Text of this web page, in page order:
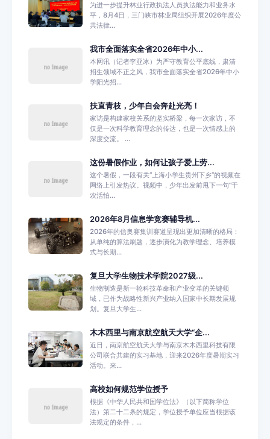
为进一步提升林业行政执法人员执法能力和业务水
平，8月4日，三门峡市林业局组织开展2026年度公
共法律...
我市全面落实全省2026年中小...
本网讯（记者李亚冰）为严守教育公平底线，肃清
招生领域不正之风，我市全面落实全省2026年中小
学阳光招...
扶直青枝，少年自会奔赴光亮！
家访是构建家校关系的坚实桥梁，每一次家访，不
仅是一次科学教育理念的传达，也是一次情感上的
深度交流。 ...
这份暑假作业，如何让孩子爱上劳...
这个暑假，一段有关“上海小学生贵州下乡”的视频在
网络上引发热议。视频中，少年出发前甩下一句“干
农活怕...
2026年8月信息学竞赛辅导机...
2026年的信奥赛集训赛道呈现出更加清晰的格局：
从单纯的算法刷题，逐步演化为教学理念、培养模
式与长期...
复旦大学生物技术学院2027级...
生物制造是新一轮科技革命和产业变革的关键领
域，已作为战略性新兴产业纳入国家中长期发展规
划。复旦大学生...
木木西里与南京航空航天大学“企...
近日，南京航空航天大学与南京木木西里科技有限
公司联合共建的实习基地，迎来2026年度暑期实习
活动。来...
高校如何规范学位授予
根据《中华人民共和国学位法》（以下简称学位
法）第二十二条的规定，学位授予单位应当根据该
法规定的条件，...